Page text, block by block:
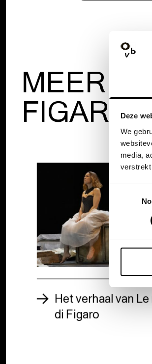
Deze
We
media,
MEER
FIGARO
Het verhaal van
di Figaro